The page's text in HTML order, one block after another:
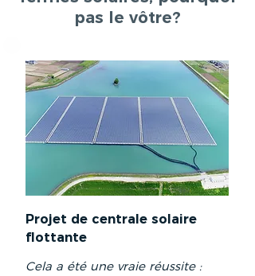
pas le vôtre?
Projet de centrale solaire
flottante
Cela a été une vraie réussite :